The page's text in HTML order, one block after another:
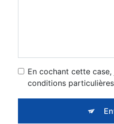
En cochant cette
conditions